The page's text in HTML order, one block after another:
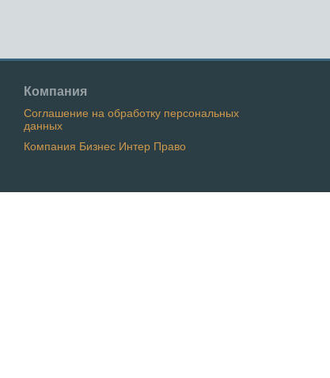
Компания
Соглашение на обработку персональных
данных
Компания Бизнес Интер Право